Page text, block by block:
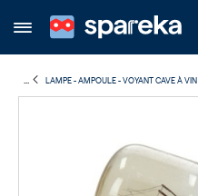
LAMPE - AMPOULE - VOYANT CAVE À VIN